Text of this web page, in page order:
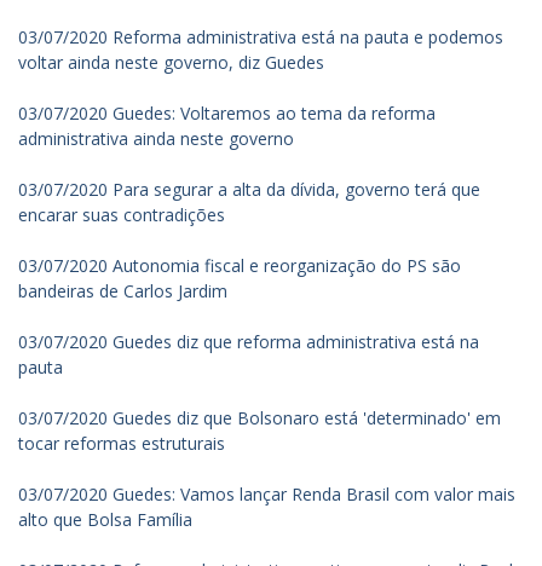
03/07/2020 Reforma administrativa está na pauta e podemos
voltar ainda neste governo, diz Guedes
03/07/2020 Guedes: Voltaremos ao tema da reforma
administrativa ainda neste governo
03/07/2020 Para segurar a alta da dívida, governo terá que
encarar suas contradições
03/07/2020 Autonomia fiscal e reorganização do PS são
bandeiras de Carlos Jardim
03/07/2020 Guedes diz que reforma administrativa está na
pauta
03/07/2020 Guedes diz que Bolsonaro está 'determinado' em
tocar reformas estruturais
03/07/2020 Guedes: Vamos lançar Renda Brasil com valor mais
alto que Bolsa Família